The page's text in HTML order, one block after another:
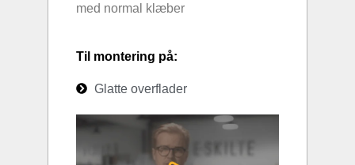
med normal klæber
Til montering på:
Glatte overflader